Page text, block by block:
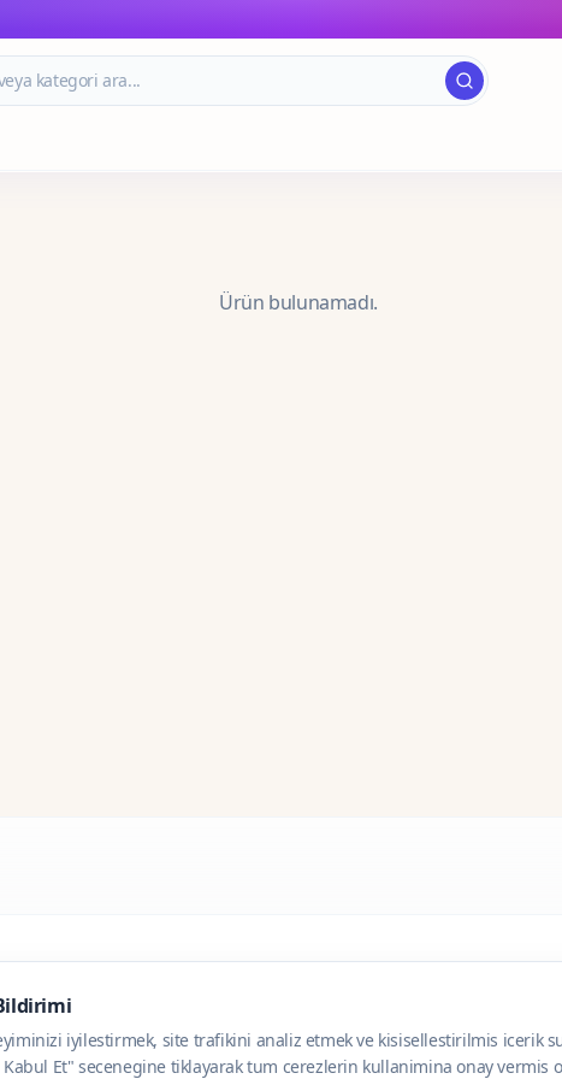
Ürün bulunamadı.
iyilestirmek, site trafikini analiz etmek ve kisisellestirilmis icerik
Et" secenegine tiklayarak tum cerezlerin kullanimina onay vermis